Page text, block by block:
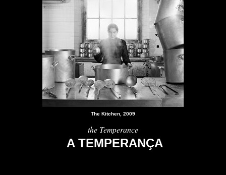
The Kitchen, 2009
the Temperance
A TEMPERANÇA